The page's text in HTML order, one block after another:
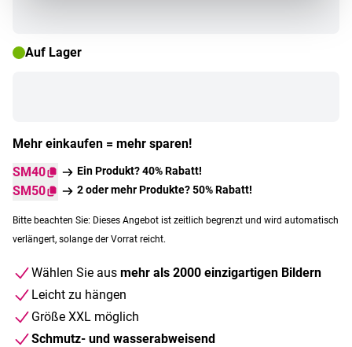
Auf Lager
Mehr einkaufen = mehr sparen!
SM40
Ein Produkt? 40% Rabatt!
SM50 2 oder mehr Produkte? 50% Rabatt!
Bitte beachten Sie: Dieses Angebot ist zeitlich begrenzt und wird automatisch
verlängert, solange der Vorrat reicht.
Wählen Sie aus mehr als 2000 einzigartigen Bildern
Leicht zu hängen
Größe XXL möglich
Schmutz- und wasserabweisend